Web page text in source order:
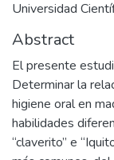
Universidad
Abstract
El presente
Determinar la
higiene oral en
habilidades
“claverito” e